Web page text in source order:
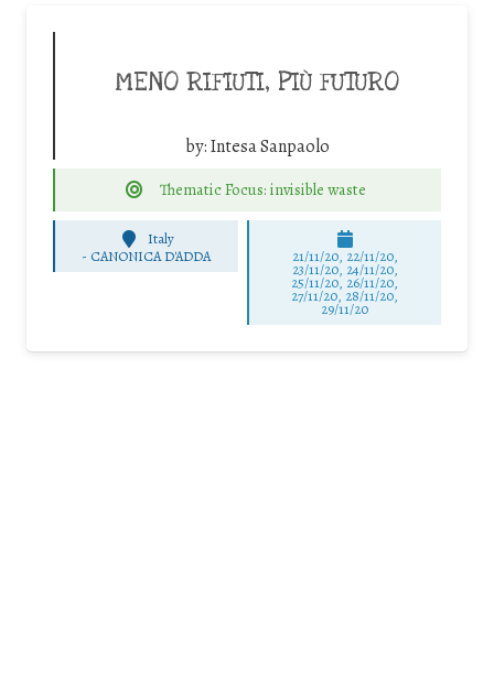
MENO RIFIUTI, PIÙ FUTURO
by:Intesa Sanpaolo
Thematic Focus: invisible waste
Italy
- CANONICA D'ADDA 21/11/20, 22/11/20,
23/11/20, 24/11/20,
25/11/20, 26/11/20,
27/11/20, 28/11/20,
29/11/20